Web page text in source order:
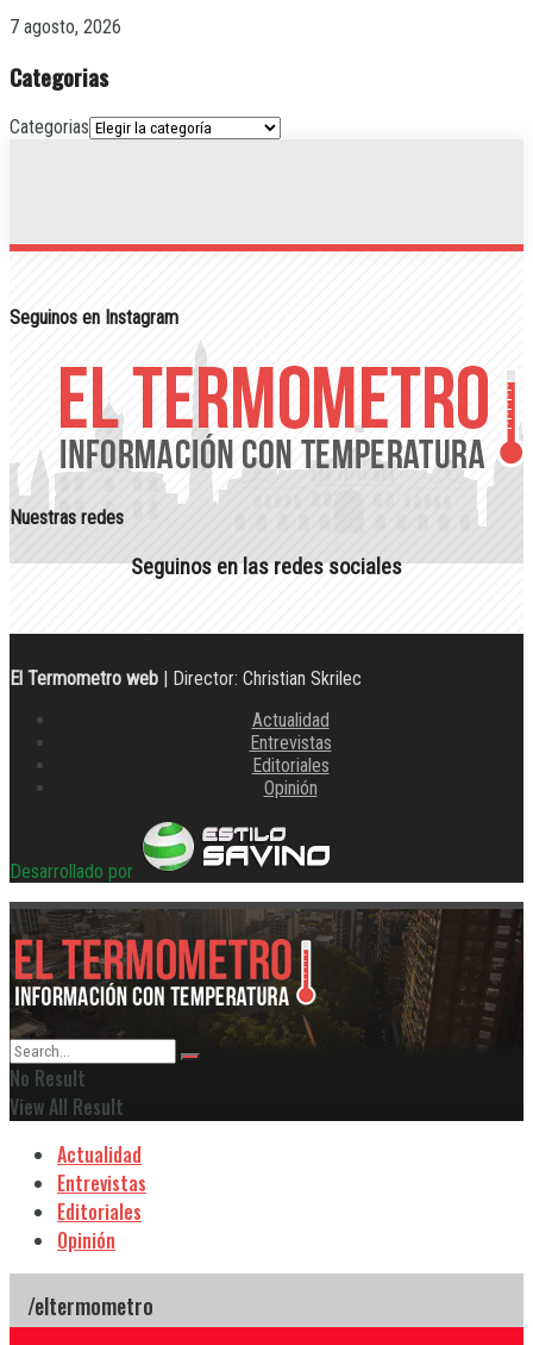
7 agosto, 2026
Categorias
Categorias
Seguinos en Instagram
Nuestras redes
Seguinos en las redes sociales
El Termometro web | Director: Christian Skrilec
Actualidad
Entrevistas
Editoriales
Opinión
Desarrollado por
No Result
View All Result
Actualidad
Entrevistas
Editoriales
Opinión